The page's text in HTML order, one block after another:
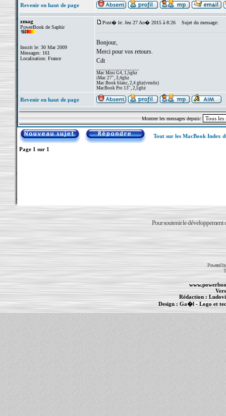
Revenir en haut de page
zmag
PowerBook de Saphir
Inscrit le: 30 Mar 2009
Messages: 161
Localisation: France
Post� le: Jeu 27 Ao� 2015 à 8:26 Sujet du message:
Bonjour,
Merci pour vos retours.
Cdt
Mac Mini G4, 1,5ghz
iMac 27", 3,4ghz
Mac Book blanc, 2,4 ghz(vendu)
MacBook Pro 13", 2,5ghz
Revenir en haut de page
Montrer les messages depuis:
Tout sur les MacBook Index
Page 1 sur 1
Pour soutenir le développement
Powered
Rédaction :
Design : Ga�l - Logo et
Informations :